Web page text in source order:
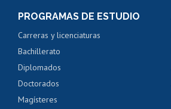
PROGRAMAS DE ESTUDIO
Carreras y licenciaturas
Bachillerato
Diplomados
Doctorados
Magísteres